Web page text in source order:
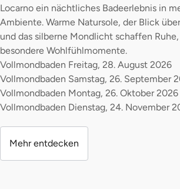
Locarno ein nächtliches Badeerlebnis in
Ambiente. Warme Natursole, der Blick
und das silberne Mondlicht schaffen
besondere Wohlfühlmomente.
Vollmondbaden Freitag, 28. August 2026
Vollmondbaden Samstag, 26. September
Vollmondbaden Montag, 26. Oktober 2026
Vollmondbaden Dienstag, 24. November
Mehr entdecken